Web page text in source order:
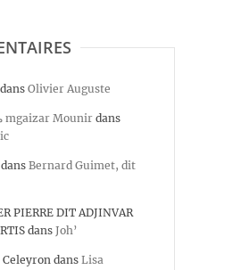
dans Olivier Auguste
مكيزر منير mgaizar Mounir dans
dans Bernard Guimet, dit
PIERRE DIT ADJINVAR
dans Joh’
dans Lisa